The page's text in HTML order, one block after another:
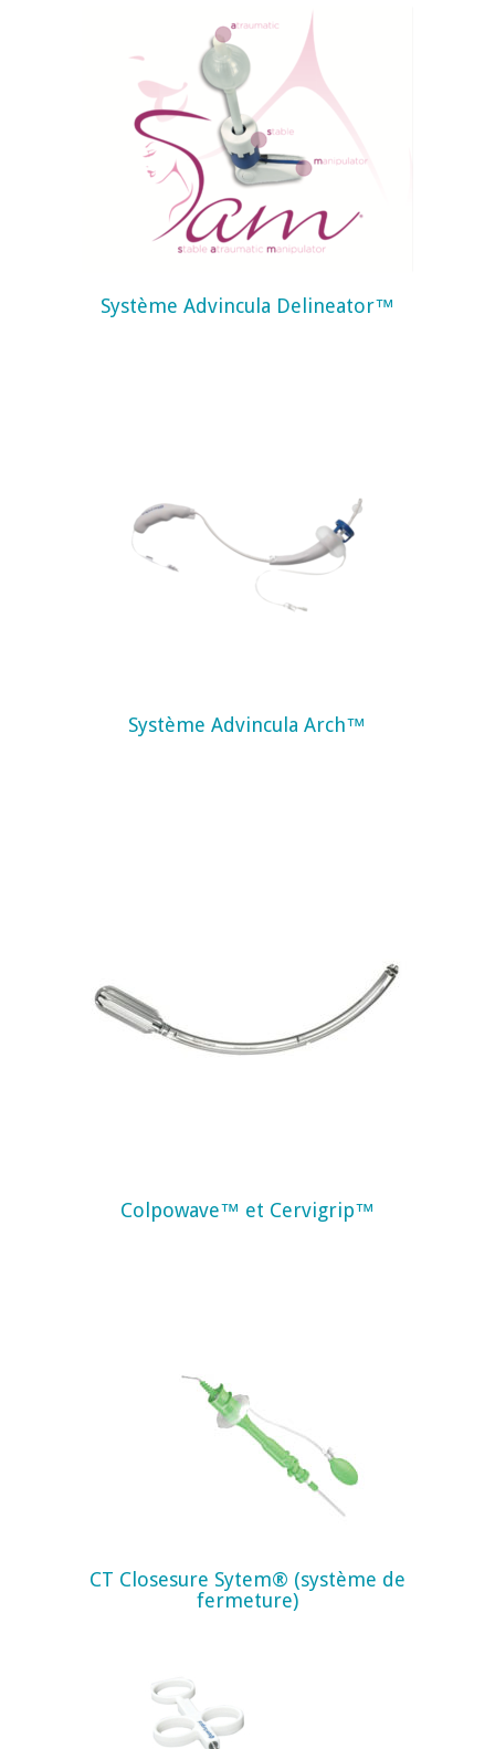
Système Advincula Delineator™
Système Advincula Arch™
Colpowave™ et Cervigrip™
CT Closesure Sytem® (système de
fermeture)